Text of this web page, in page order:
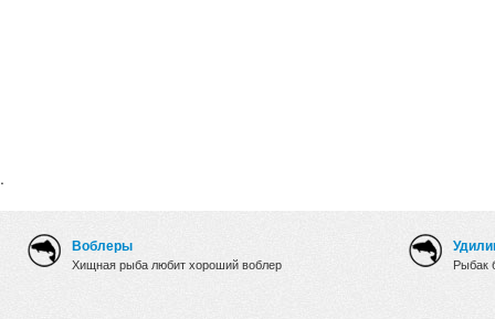
.
Воблеры
Хищная рыба любит хороший воблер Рыбак